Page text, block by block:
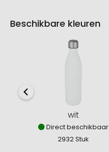
Beschikbare kleuren
wit
Direct beschikbaar
2932 Stuk